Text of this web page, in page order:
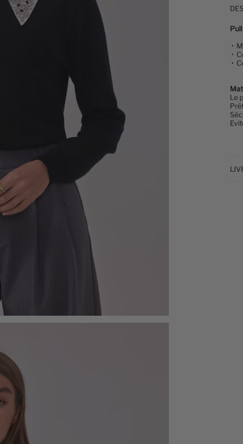
•
•
•
Le